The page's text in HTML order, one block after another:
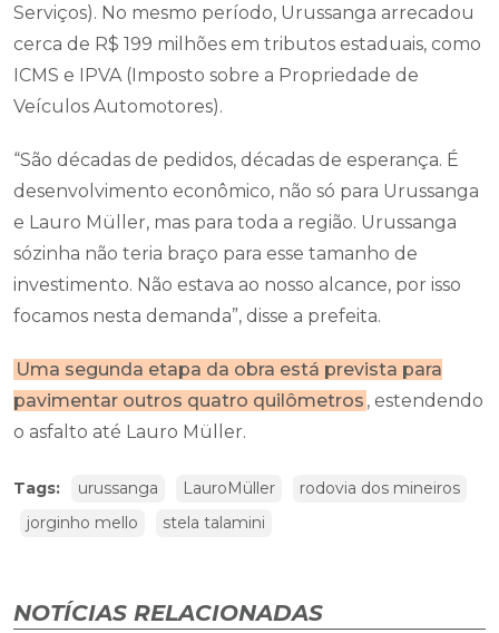
Serviços). No mesmo período, Urussanga arrecadou
cerca de R$ 199 milhões em tributos estaduais, como
ICMS e IPVA (Imposto sobre a Propriedade de
Veículos Automotores).
“São décadas de pedidos, décadas de esperança. É
desenvolvimento econômico, não só para Urussanga
e Lauro Müller, mas para toda a região. Urussanga
sózinha não teria braço para esse tamanho de
investimento. Não estava ao nosso alcance, por isso
focamos nesta demanda”, disse a prefeita.
Uma segunda etapa da obra está prevista para
pavimentar outros quatro quilômetros , estendendo
o asfalto até Lauro Müller.
Tags: urussanga LauroMüller
rodovia dos mineiros
jorginho mello
stela talamini
NOTÍCIAS RELACIONADAS